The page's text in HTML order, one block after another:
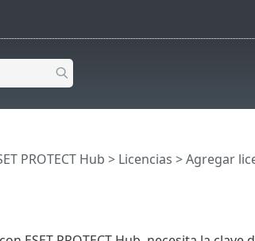
PROTECT Hub > Licencias > Agregar